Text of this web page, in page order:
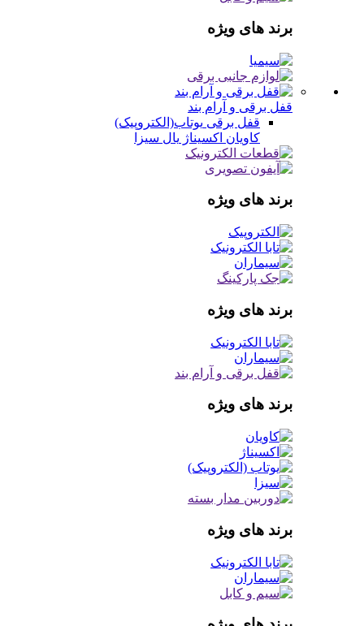
برند های ویژه
قفل برقی و آرام بند
قفل برقی یوتاب(الکتروپیک)
کاویان اکسیناژ یال سیزا
برند های ویژه
برند های ویژه
برند های ویژه
برند های ویژه